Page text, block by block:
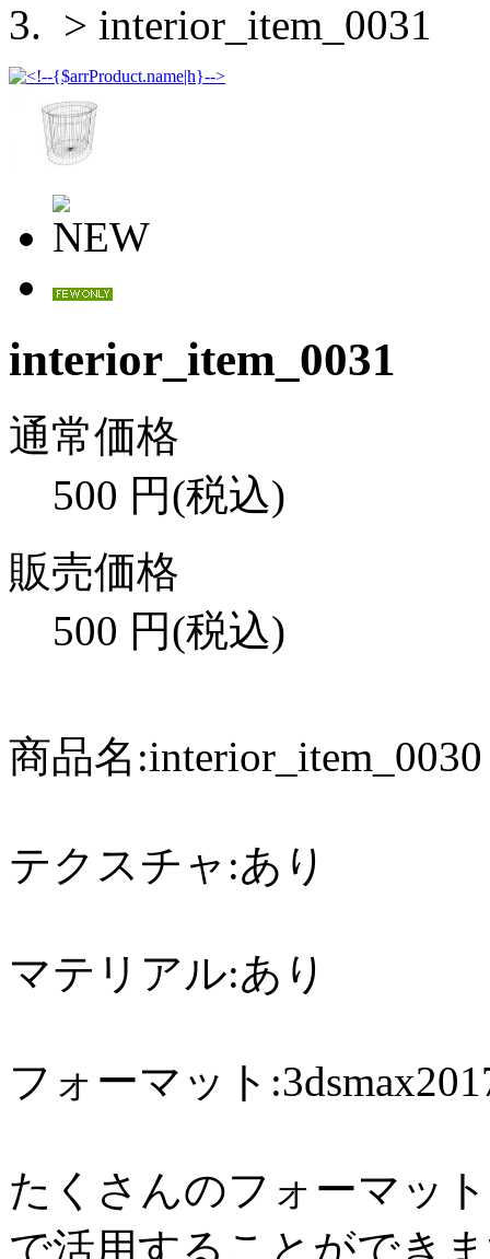
> interior_item_0031
interior_item_0031
通常価格
500 円(税込)
販売価格
500 円(税込)
商品名:interior_item_0030
テクスチャ:あり
マテリアル:あり
フォーマット
たくさんのフォーマッ
で活用することができ